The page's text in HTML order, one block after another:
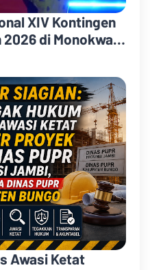
XIV Kontingen
di Monokwari
Awasi Ketat